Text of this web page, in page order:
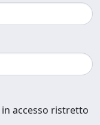
accesso ristretto